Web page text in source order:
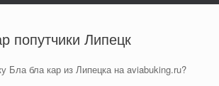
попутчики Липецк
Бла бла кар из Липецка на aviabuking.ru?